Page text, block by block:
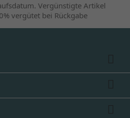
Vergünstigte Artikel
vergütet bei Rückgabe